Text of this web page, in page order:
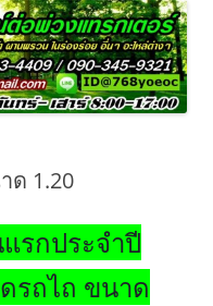
ด 1.20
รกประจำปี
รถไถ ขนาด